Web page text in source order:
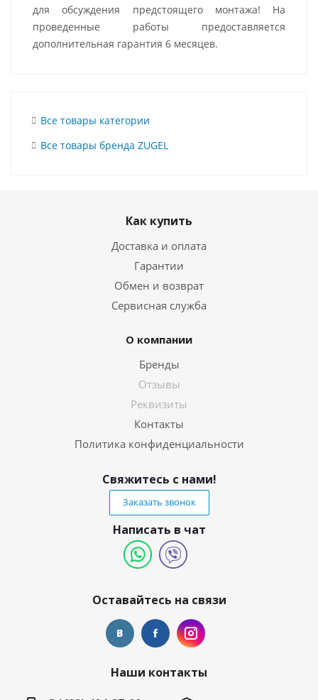
для обсуждения предстоящего монтажа! На
проведенные работы предоставляется
дополнительная гарантия 6 месяцев.
Все товары категории
Все товары бренда ZUGEL
Как купить
Доставка и оплата
Гарантии
Обмен и возврат
Сервисная служба
О компании
Бренды
Отзывы
Реквизиты
Контакты
Политика конфиденциальности
Свяжитесь с нами!
Заказать звонок
Написать в чат
Оставайтесь на связи
Наши контакты